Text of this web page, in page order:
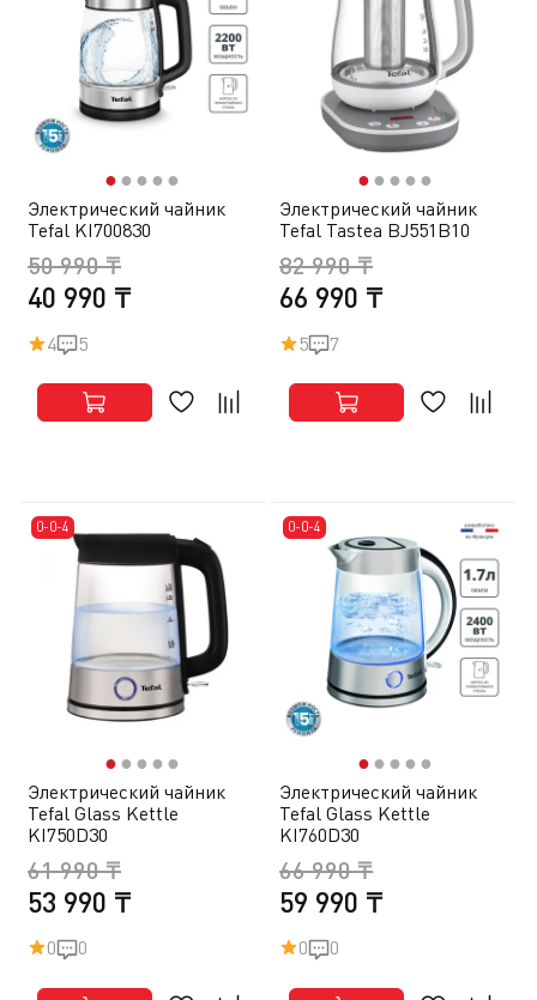
●● ● ● ●
Электрический чайник
Tefal KI700830
40 990 ₸
50 990 ₸
4 5
●● ● ● ●
Электрический чайник
Tefal Tastea BJ551B10
66 990 ₸
82 990 ₸
5 7
0-0-4
●● ● ● ●
Электрический чайник
Tefal Glass Kettle
KI750D30
53 990 ₸
61 990 ₸
0 0
0-0-4
●● ● ● ●
Электрический чайник
Tefal Glass Kettle
KI760D30
59 990 ₸
66 990 ₸
0 0